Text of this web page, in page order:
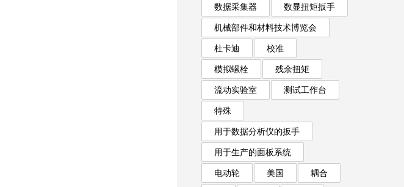
数据采集器
数显扭矩扳手
机械部件和材料技术博览会
杜卡迪
校准
模拟螺栓
残余扭矩
流动实验室
测试工作台
特殊
用于数据分析仪的扳手
用于生产的面板系统
电动轮
美国
耦合